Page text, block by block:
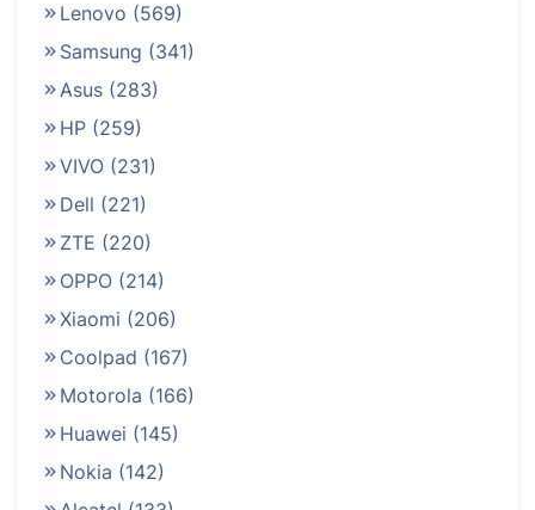
Lenovo (569)
Samsung (341)
Asus (283)
HP (259)
VIVO (231)
Dell (221)
ZTE (220)
OPPO (214)
Xiaomi (206)
Coolpad (167)
Motorola (166)
Huawei (145)
Nokia (142)